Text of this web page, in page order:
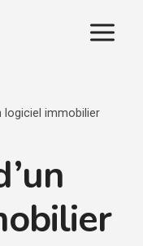
logiciel immobilier